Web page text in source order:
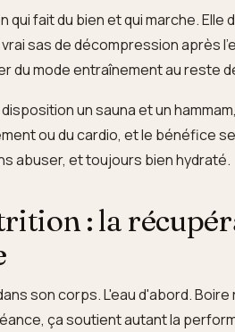
qui fait du bien et qui marche. Elle
sas de décompression après
du mode entraînement au reste
un sauna et un
ou du cardio, et le bénéfice
abuser, et toujours bien hydraté.
: la
son corps. L'eau d'abord.
ça soutient autant la